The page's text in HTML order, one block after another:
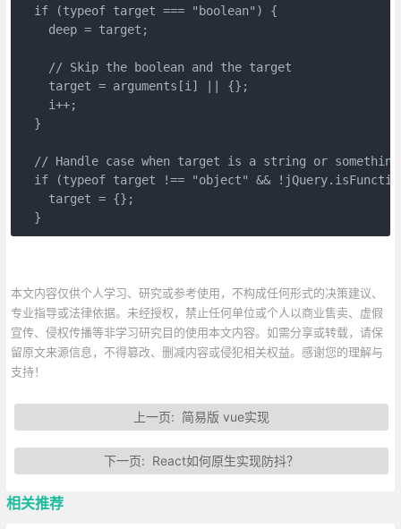
  if (typeof target === "boolean") {
    deep = target;
    // Skip the boolean and the target
    target = arguments[i] || {};
    i++;
  }
// Handle case when target is a string or
if (typeof target !== "object" &&
    target = {};
本文内容仅供个人学习、研究或参考使用，不构成任何形式的决策建议、
专业指导或法律依据。未经授权，禁止任何单位或个人以商业售卖、虚假
宣传、侵权传播等非学习研究目的使用本文内容。如需分享或转载，请保
留原文来源信息，不得篡改、删减内容或侵犯相关权益。感谢您的理解与
支持！
上一页: 简易版 vue实现
下一页: React如何原生实现防抖？
相关推荐